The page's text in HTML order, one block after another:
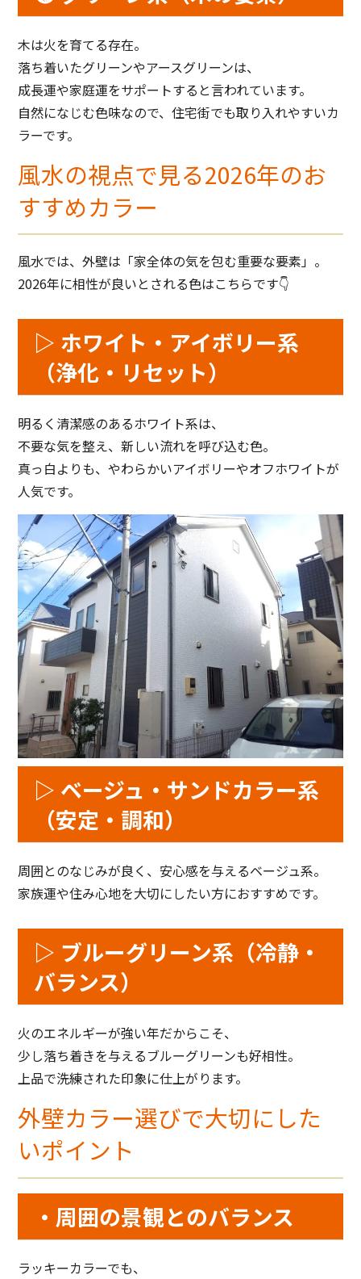
木は火を育てる存在。
落ち着いたグリーンやアースグリーンは、
成長運や家庭運をサポートすると言われています。
自然になじむ色味なので、住宅街でも取り入れやすいカ
ラーです。
風水の視点で見る2026年のお
すすめカラー
風水では、外壁は「家全体の気を包む重要な要素」。
2026年に相性が良いとされる色はこちらです👇
▷ ホワイト・アイボリー系
（浄化・リセット）
明るく清潔感のあるホワイト系は、
不要な気を整え、新しい流れを呼び込む色。
真っ白よりも、やわらかいアイボリーやオフホワイトが
人気です。
▷ ベージュ・サンドカラー系
（安定・調和）
周囲とのなじみが良く、安心感を与えるベージュ系。
家族運や住み心地を大切にしたい方におすすめです。
▷ ブルーグリーン系（冷静・
バランス）
火のエネルギーが強い年だからこそ、
少し落ち着きを与えるブルーグリーンも好相性。
上品で洗練された印象に仕上がります。
外壁カラー選びで大切にした
いポイント
・周囲の景観とのバランス
ラッキーカラーでも、